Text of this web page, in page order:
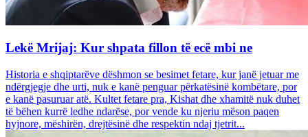
Lekë Mrijaj: Kur shpata fillon të ecë mbi ne
Historia e shqiptarëve dëshmon se besimet fetare, kur janë jetuar me
ndërgjegje dhe urti, nuk e kanë penguar përkatësinë kombëtare, por
e kanë pasuruar atë. Kultet fetare pra, Kishat dhe xhamitë nuk duhet
të bëhen kurrë ledhe ndarëse, por vende ku njeriu mëson paqen
hyjnore, mëshirën, drejtësinë dhe respektin ndaj tjetrit...